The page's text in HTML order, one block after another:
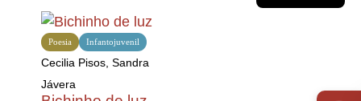
Infantojuvenil
Poesia
Cecilia Pisos, Sandra
Jávera